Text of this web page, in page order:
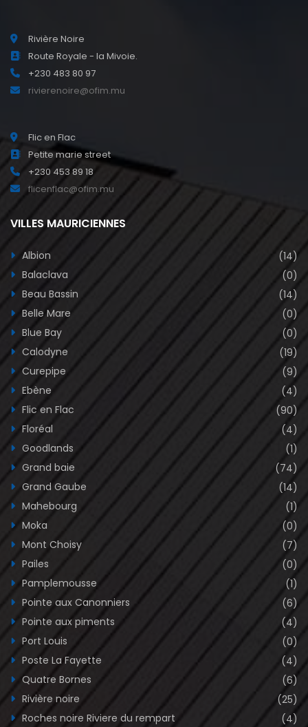
Rivière Noire
Route Royale - la Mivoie.
+230 483 80 97
rivierenoire@ofim.mu
Flic en Flac
Petite marie street
+230 453 89 18
flicenflac@ofim.mu
VILLES MAURICIENNES
Albion
(14)
Balaclava
(0)
Beau Bassin
(14)
Belle Mare
(0)
Blue Bay
(0)
Calodyne
(19)
Curepipe
(9)
Ebène
(4)
Flic en Flac
(90)
Floréal
(4)
Goodlands
(1)
Grand baie
(74)
Grand Gaube
(14)
Mahebourg
(1)
Moka
(0)
Mont Choisy
(7)
Pailes
(0)
Pamplemousse
(1)
Pointe aux Canonniers
(6)
Pointe aux piments
(4)
Port Louis
(0)
Poste La Fayette
(4)
Quatre Bornes
(6)
Rivière noire
(25)
Roches noire Riviere du rempart
(4)